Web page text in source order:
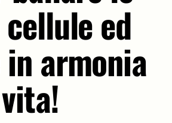
ed
in armonia